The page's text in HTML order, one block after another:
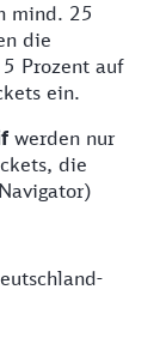
mind. 25
die
Prozent auf
ein.
werden nur
die